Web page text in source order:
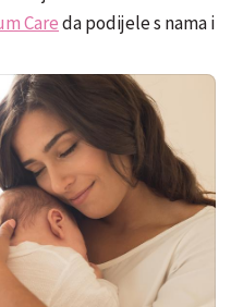
Careda podijele s nama i